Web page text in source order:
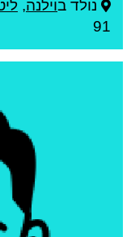
נולד בוילנה,
91